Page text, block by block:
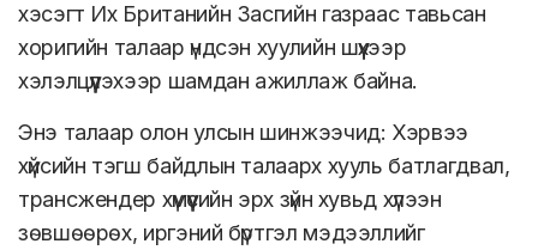
хэсэгт Их Британийн Засгийн газраас тавьсан
хоригийн талаар үндсэн хуулийн шүүхээр
хэлэлцүүлэхээр шамдан ажиллаж байна.
Энэ талаар олон улсын шинжээчид: Хэрвээ
хүйсийн тэгш байдлын талаарх хууль батлагдвал,
трансжендер хүмүүсийн эрх зүйн хувьд хүлээн
зөвшөөрөх, иргэний бүртгэл мэдээллийг